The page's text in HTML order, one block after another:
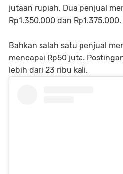
jutaan rupiah. Dua penjual
Rp1.350.000 dan Rp1.375.000.
Bahkan salah satu penjual
mencapai Rp50 juta.
lebih dari 23 ribu kali.